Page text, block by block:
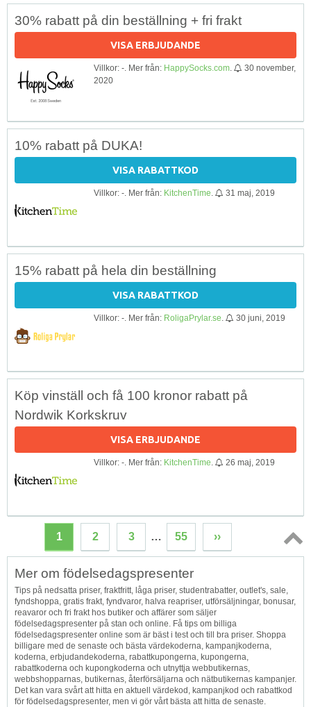
30% rabatt på din beställning + fri frakt
VISA ERBJUDANDE
Villkor: -. Mer från: HappySocks.com
30 november,
2020
10% rabatt på DUKA!
VISA RABATTKOD
Villkor: -. Mer från: KitchenTime 31 maj, 2019
15% rabatt på hela din beställning
VISA RABATTKOD
Villkor: -. Mer från: RoligaPrylar.se 30 juni, 2019
Köp vinställ och få 100 kronor rabatt på
Nordwik Korkskruv
VISA ERBJUDANDE
Villkor: -. Mer från: KitchenTime 26 maj, 2019
1 2 3 … 55 ››
Topp
Mer om födelsedagspresenter
Tips på nedsatta priser, fraktfritt, låga priser, studentrabatter, outlet's, sale,
fyndshoppa, gratis frakt, fyndvaror, halva reapriser, utförsäljningar, bonusar,
reavaror och fri frakt hos butiker och affärer som säljer
födelsedagspresenter på stan och online. Få tips om billiga
födelsedagspresenter online som är bäst i test och till bra priser. Shoppa
billigare med de senaste och bästa värdekoderna, kampanjkoderna,
koderna, erbjudandekoderna, rabattkupongerna, kupongerna,
rabattkoderna och kupongkoderna och utnyttja webbutikernas,
webbshopparnas, butikernas, återförsäljarna och nätbutikernas kampanjer.
Det kan vara svårt att hitta en aktuell värdekod, kampanjkod och rabattkod
för födelsedagspresenter, men vi gör vårt bästa att hitta de senaste.